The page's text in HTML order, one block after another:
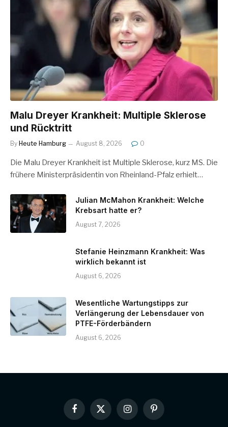
Malu Dreyer Krankheit: Multiple Sklerose
und Rücktritt
By Heute Hamburg August 8, 2026 0
Die Malu Dreyer Krankheit ist Multiple Sklerose, kurz MS. Die
frühere Ministerpräsidentin von Rheinland-Pfalz erhielt…
Julian McMahon Krankheit: Welche
Krebsart hatte er?
August 7, 2026
Stefanie Heinzmann Krankheit: Was
wirklich bekannt ist
August 6, 2026
Wesentliche Wartungstipps zur
Verlängerung der Lebensdauer von
PTFE-Förderbändern
August 6, 2026
Facebook
X
(Twitter)
InstagramPinterest